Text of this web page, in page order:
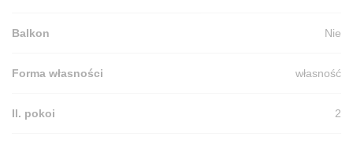
Balkon Nie
Forma własności własność
Il. pokoi 2